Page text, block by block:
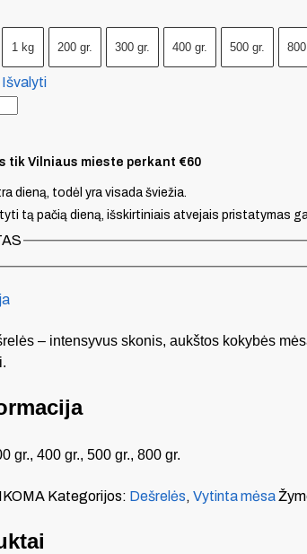
1 kg 200 gr. 300 gr. 400 gr. 500 gr.
Išvalyti
tik Vilniaus mieste perkant €60
dieną, todėl yra visada šviežia.
tą pačią dieną, išskirtiniais atvejais pristatymas
– intensyvus skonis, aukštos kokybės
gr., 400 gr., 500 gr., 800 gr.
Kategorijos: Dešrelės, Vytinta mėsa